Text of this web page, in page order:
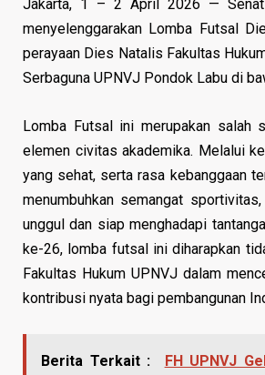
Jakarta, 1 – 2 April 2026 — Senat
menyelenggarakan Lomba Futsal
perayaan Dies Natalis Fakultas
Serbaguna UPNVJ Pondok Labu di
Lomba Futsal ini merupakan salah
elemen civitas akademika. Melalui
yang sehat, serta rasa kebanggaan
menumbuhkan semangat
unggul dan siap menghadapi
ke-26, lomba futsal ini diharapkan
Fakultas Hukum UPNVJ dalam
kontribusi nyata bagi pembangunan
Berita Terkait :
FH UPNVJ